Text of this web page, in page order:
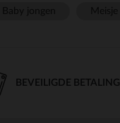
BEVEILIGDE BETALING